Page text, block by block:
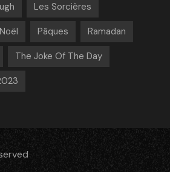
Les Sorcières
Noël Pâques Ramadan
The Joke Of The Day